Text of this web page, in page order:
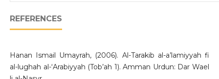
REFERENCES
Hanan Ismail Umayrah, (2006). Al-Tarakib al-a’lamiyyah fi
al-lughah al-‘Arabiyyah (Tob’ah 1). Amman Urdun: Dar Wael